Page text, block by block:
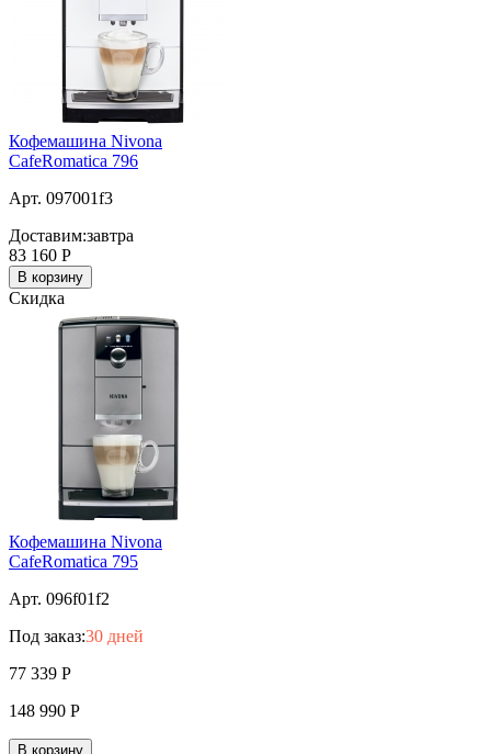
Кофемашина Nivona
CafeRomatica 796
Арт. 097001f3
Доставим:завтра
83 160 Р
В корзину
Скидка
Кофемашина Nivona
CafeRomatica 795
Арт. 096f01f2
Под заказ:30 дней
77 339 Р
148 990 Р
В корзину